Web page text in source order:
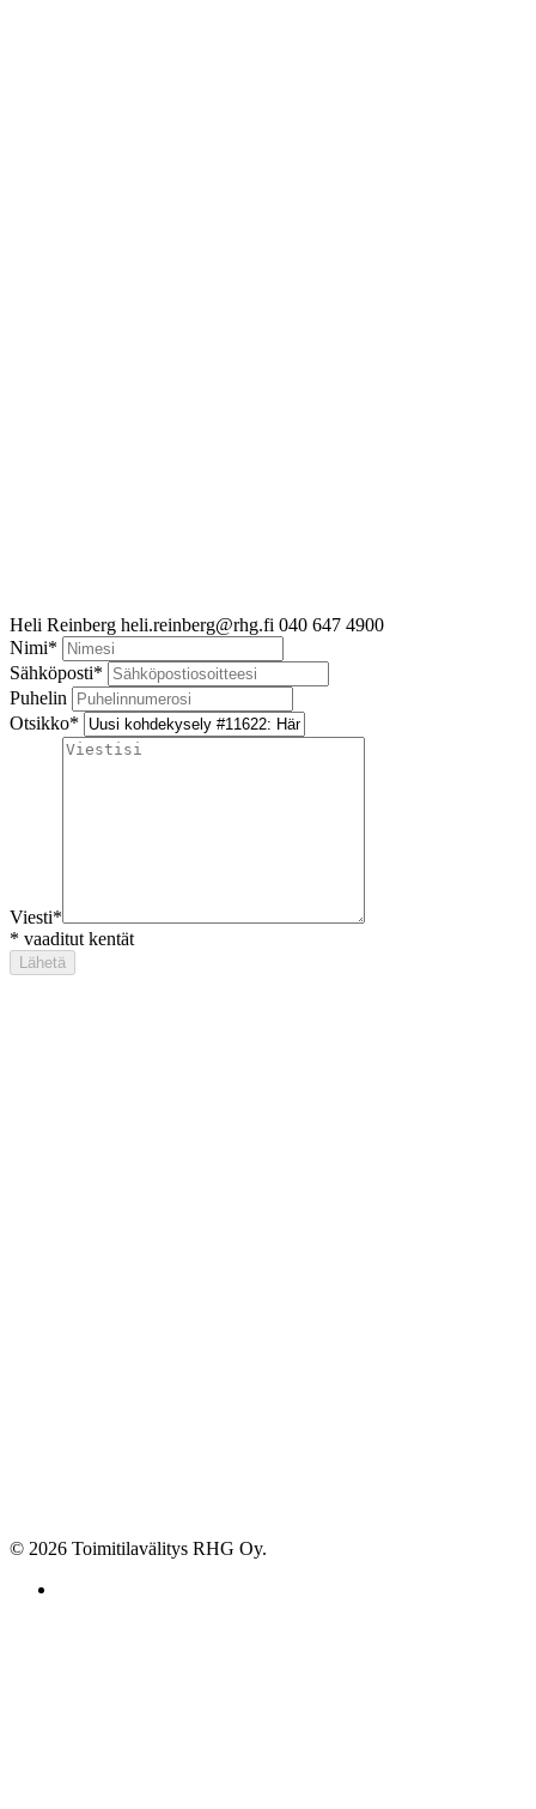
Heli Reinberg heli.reinberg@rhg.fi 040 647 4900
Nimi*
Sähköposti*
Puhelin
Otsikko*
Viesti*
* vaaditut kentät
© 2026 Toimitilavälitys RHG Oy.